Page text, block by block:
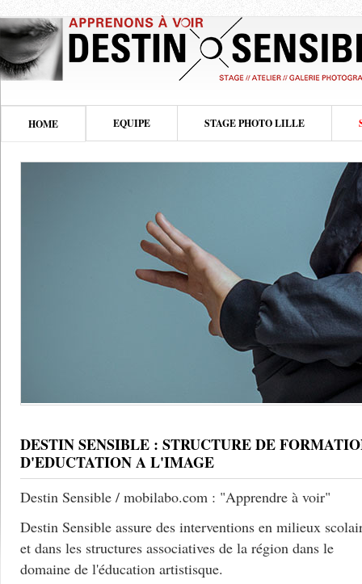
HOME EQUIPE STAGE PHOTO LILLE
DESTIN SENSIBLE : STRUCTURE DE
D'EDUCTATION A L'IMAGE
Destin Sensible / mobilabo.com : "Apprendre à voir"
Destin Sensible assure des interventions en milieux
et dans les structures associatives de la région dans le
domaine de l'éducation artistisque.